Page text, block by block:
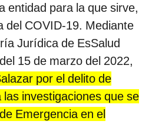
entidad para la que sirve,
del COVID-19. Mediante
Jurídica de EsSalud
15 de marzo del 2022,
por el delito de
investigaciones que se
Emergencia en el